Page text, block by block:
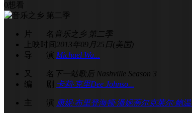
0想看
片 名 音乐之乡 第二季
上映时间2013年09月25日(美国)
导 演 Michael Wa...
又 名 下一站歌后 Nashville Season 3
编 剧
卡莉·克里Dee Johnso...
主 演 康妮·布里登海顿·潘妮蒂尔克莱尔·鲍温